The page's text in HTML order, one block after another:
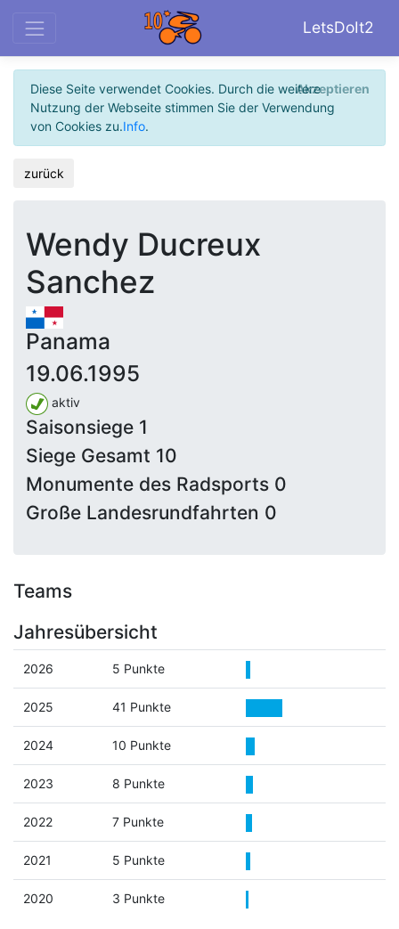
LetsDoIt2
Diese Seite verwendet Cookies. Durch die weitere
Nutzung der Webseite stimmen Sie der Verwendung
von Cookies zu.Info.
Akzeptieren
zurück
Wendy Ducreux
Sanchez
Panama
19.06.1995
aktiv
Saisonsiege 1
Siege Gesamt 10
Monumente des Radsports 0
Große Landesrundfahrten 0
Teams
Jahresübersicht
2026 5 Punkte
2025 41 Punkte
2024 10 Punkte
2023 8 Punkte
2022 7 Punkte
2021 5 Punkte
2020 3 Punkte